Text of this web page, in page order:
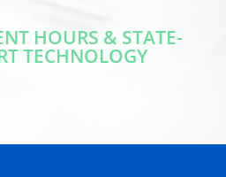
HOURS & STATE-
TECHNOLOGY